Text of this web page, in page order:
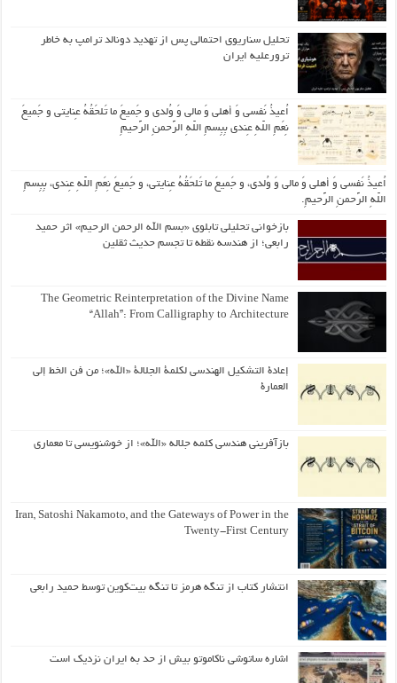
تحلیل سناریوی احتمالی پس از تهدید دونالد ترامپ به خاطر
ترورعلیه ایران
اُعیذُ نَفسی وَ أهلی وَ مالی وَ وُلدی و جَمیعَ ما تَلحَقُهُ عِنایتی و جَمیعَ
نِعَمِ اللّهِ عِندی بِبِسمِ اللّهِ الرَّحمنِ الرَّحیمِ
اُعیذُ نَفسی وَ أهلی وَ مالی وَ وُلدی، و جَمیعَ ما تَلحَقُهُ عِنایتی، و جَمیعَ نِعَمِ اللّهِ عِندی، بِبِسمِ
اللّهِ الرَّحمنِ الرَّحیمِ.
بازخوانی تحلیلی تابلوی «بسم الله الرحمن الرحیم» اثر حمید
رابعی؛ از هندسه نقطه تا تجسم حدیث ثقلین
The Geometric Reinterpretation of the Divine Name
“Allah”: From Calligraphy to Architecture
إعادة التشكيل الهندسي لكلمة الجلالة «الله»؛ من فن الخط إلى
العمارة
بازآفرینی هندسی کلمه جلاله «الله»؛ از خوشنویسی تا معماری
Iran, Satoshi Nakamoto, and the Gateways of Power in the
Twenty-First Century
انتشار کتاب از تنگه هرمز تا تنگه بیت‌کوین توسط حمید رابعی
اشاره ساتوشی ناکاموتو بیش از حد به ایران نزدیک است